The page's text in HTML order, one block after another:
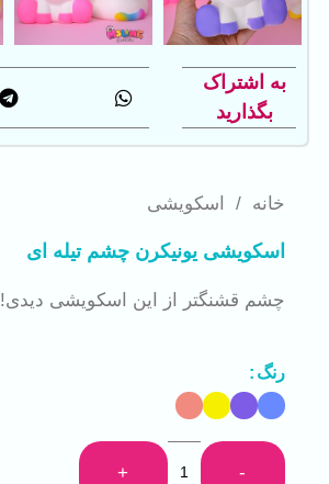
خانه / اسکویشی
اسکویشی یونیکرن چشم تیله ای
چشم قشنگتر از این اسکویشی دیدی!
رنگ
-
+
به اشتراک
بگذارید